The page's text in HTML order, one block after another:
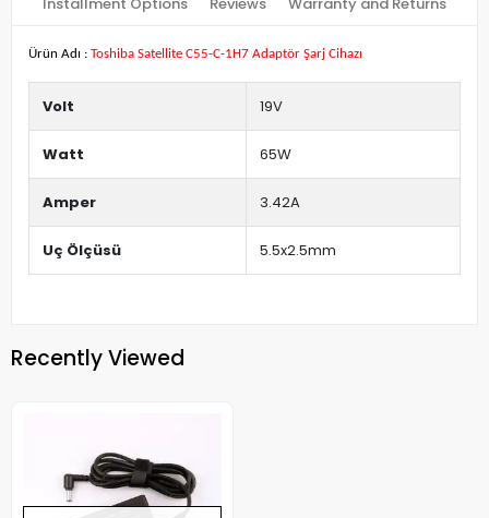
Ürün Adı : Toshiba Satellite C55-C-1H7 Adaptör Şarj Cihazı
Volt 19V
Watt 65W
Amper 3.42A
Uç Ölçüsü 5.5x2.5mm
Recently Viewed